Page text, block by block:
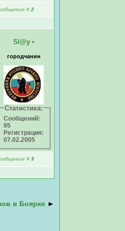
# 2
Sl@y •
городчанин
Статистика:
Сообщений:
95
Регистрация:
07.02.2005
# 3
в Боярке ►